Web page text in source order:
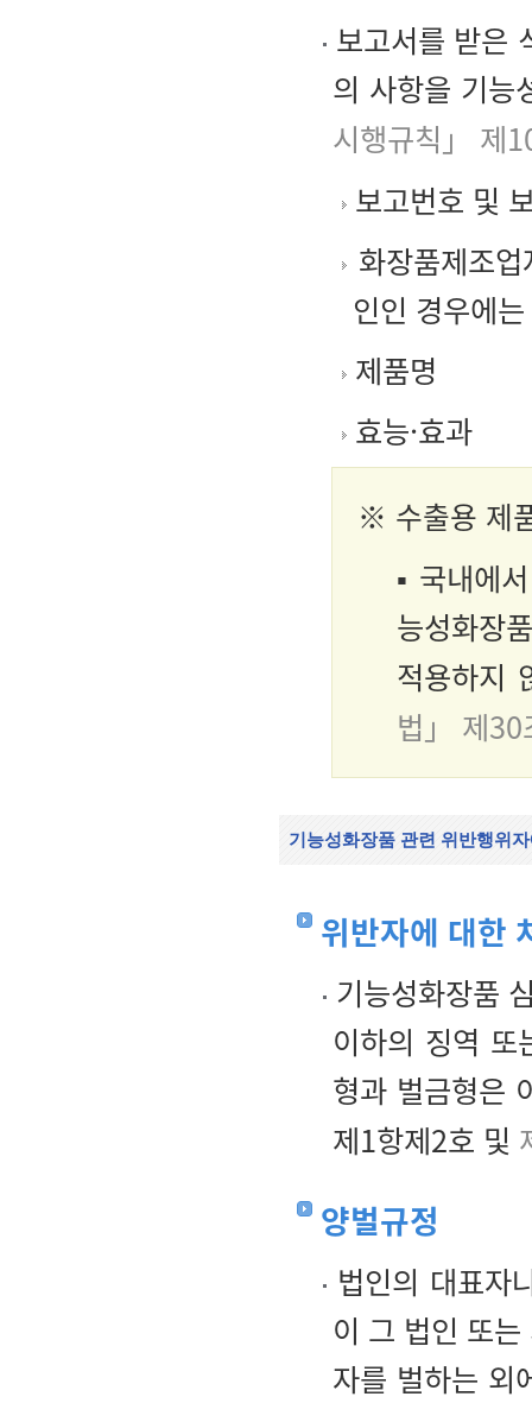
보고서를 받은
의 사항을 기능
시행규칙」 제
보고번호 및
화장품제조
인인 경우에
제품명
효능·효과
※ 수출용 제
▪ 국내에
능성화장
적용하지
법」 제30
기능성화장품 관련 위반행위
위반자에 대한
기능성화장품
이하의 징역
형과 벌금형은
제1항제2호 및
양벌규정
법인의 대표자
이 그 법인 또
자를 벌하는 외